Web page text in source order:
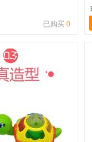
已购买 0